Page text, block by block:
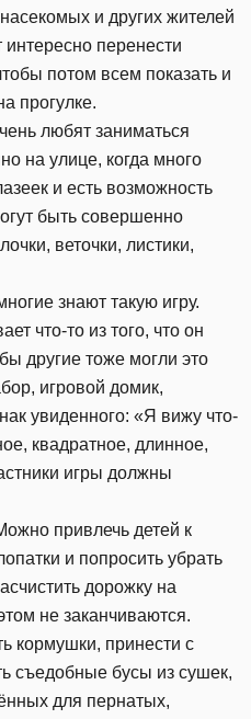
и других жителей
перенести
потом всем показать и
прогулке.
любят заниматься
на улице, когда много
и есть возможность
быть совершенно
веточки, листики,
знают такую игру.
что-то из того, что он
другие тоже могли это
игровой домик,
увиденного: «Я вижу что-
квадратное, длинное,
игры должны
привлечь детей к
и попросить убрать
дорожку на
не заканчиваются.
кормушки, принести с
съедобные бусы из сушек,
для пернатых,